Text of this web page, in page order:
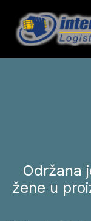
Održana
žene u